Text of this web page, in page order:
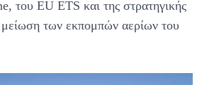
του EU ETS και της στρατηγικής
των εκπομπών αερίων του